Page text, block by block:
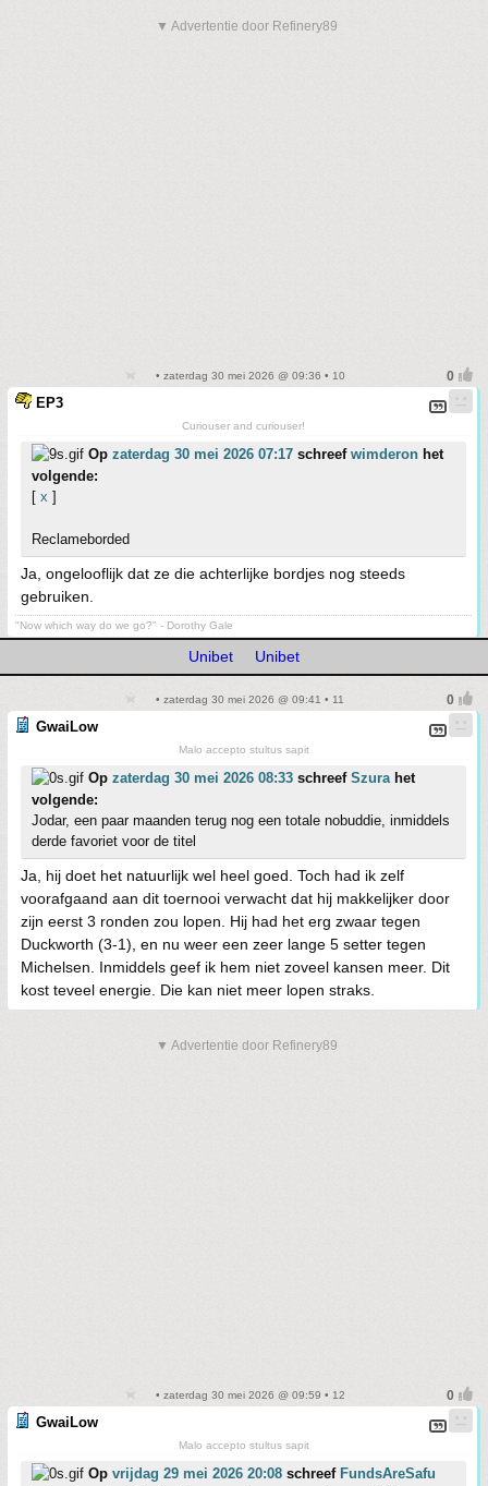
▼ Advertentie door Refinery89
• zaterdag 30 mei 2026 @ 09:36 • 10
EP3
Curiouser and curiouser!
Op zaterdag 30 mei 2026 07:17 schreef wimderon het
volgende:
[ x ]
Reclameborded
Ja, ongelooflijk dat ze die achterlijke bordjes nog steeds
gebruiken.
"Now which way do we go?" - Dorothy Gale
Unibet Unibet
• zaterdag 30 mei 2026 @ 09:41 • 11
GwaiLow
Malo accepto stultus sapit
Op zaterdag 30 mei 2026 08:33 schreef Szurahet
volgende:
Jodar, een paar maanden terug nog een totale nobuddie, inmiddels
derde favoriet voor de titel
Ja, hij doet het natuurlijk wel heel goed. Toch had ik zelf
voorafgaand aan dit toernooi verwacht dat hij makkelijker door
zijn eerst 3 ronden zou lopen. Hij had het erg zwaar tegen
Duckworth (3-1), en nu weer een zeer lange 5 setter tegen
Michelsen. Inmiddels geef ik hem niet zoveel kansen meer. Dit
kost teveel energie. Die kan niet meer lopen straks.
▼ Advertentie door Refinery89
• zaterdag 30 mei 2026 @ 09:59 • 12
GwaiLow
Malo accepto stultus sapit
Op vrijdag 29 mei 2026 20:08 schreef FundsAreSafu